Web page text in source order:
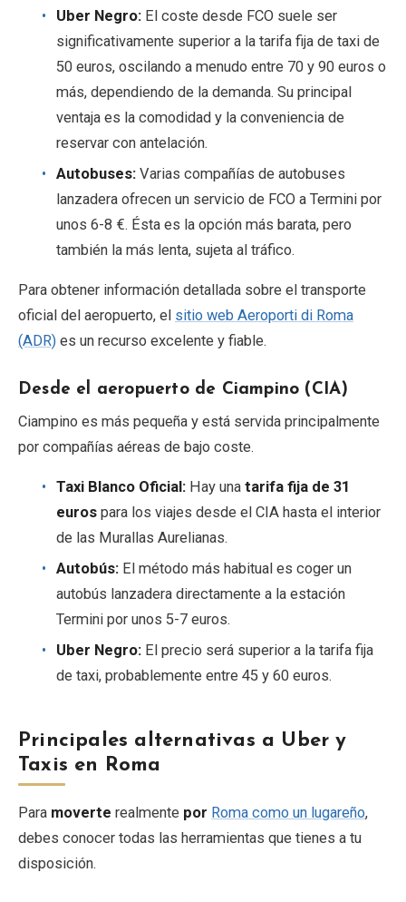
Uber Negro: El coste desde FCO suele ser
significativamente superior a la tarifa fija de taxi de
50 euros, oscilando a menudo entre 70 y 90 euros o
más, dependiendo de la demanda. Su principal
ventaja es la comodidad y la conveniencia de
reservar con antelación.
Autobuses: Varias compañías de autobuses
lanzadera ofrecen un servicio de FCO a Termini por
unos 6-8 €. Ésta es la opción más barata, pero
también la más lenta, sujeta al tráfico.
Para obtener información detallada sobre el transporte
oficial del aeropuerto, el sitio web Aeroporti di Roma
(ADR) es un recurso excelente y fiable.
Desde el aeropuerto de Ciampino (CIA)
Ciampino es más pequeña y está servida principalmente
por compañías aéreas de bajo coste.
Taxi Blanco Oficial: Hay una tarifa fija de 31
euros para los viajes desde el CIA hasta el interior
de las Murallas Aurelianas.
Autobús: El método más habitual es coger un
autobús lanzadera directamente a la estación
Termini por unos 5-7 euros.
Uber Negro: El precio será superior a la tarifa fija
de taxi, probablemente entre 45 y 60 euros.
Principales alternativas a Uber y
Taxis en Roma
Para moverte realmente por Roma como un lugareño,
debes conocer todas las herramientas que tienes a tu
disposición.